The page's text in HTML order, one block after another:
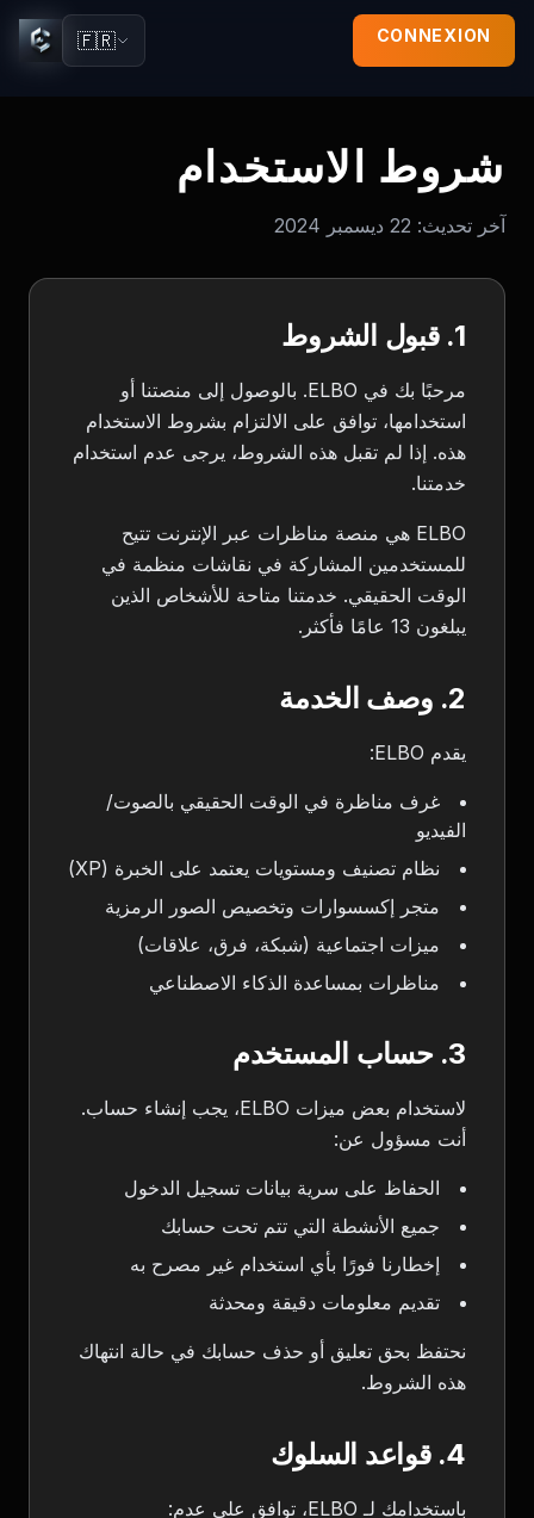
🇫🇷 CONNEXION
شروط الاستخدام
آخر تحديث: 22 ديسمبر 2024
1. قبول الشروط
مرحبًا بك في ELBO. بالوصول إلى منصتنا أو
استخدامها، توافق على الالتزام بشروط الاستخدام
هذه. إذا لم تقبل هذه الشروط، يرجى عدم استخدام
خدمتنا.
ELBO هي منصة مناظرات عبر الإنترنت تتيح
للمستخدمين المشاركة في نقاشات منظمة في
الوقت الحقيقي. خدمتنا متاحة للأشخاص الذين
يبلغون 13 عامًا فأكثر.
2. وصف الخدمة
يقدم ELBO:
غرف مناظرة في الوقت الحقيقي بالصوت/
الفيديو
نظام تصنيف ومستويات يعتمد على الخبرة (XP)
متجر إكسسوارات وتخصيص الصور الرمزية
ميزات اجتماعية (شبكة، فرق، علاقات)
مناظرات بمساعدة الذكاء الاصطناعي
3. حساب المستخدم
لاستخدام بعض ميزات ELBO، يجب إنشاء حساب.
أنت مسؤول عن:
الحفاظ على سرية بيانات تسجيل الدخول
جميع الأنشطة التي تتم تحت حسابك
إخطارنا فورًا بأي استخدام غير مصرح به
تقديم معلومات دقيقة ومحدثة
نحتفظ بحق تعليق أو حذف حسابك في حالة انتهاك
هذه الشروط.
4. قواعد السلوك
باستخدامك لـ ELBO، توافق على عدم: